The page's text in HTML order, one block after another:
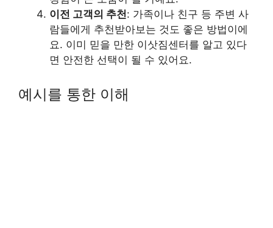
이전 고객의 추천: 가족이나 친구 등 주변 사
람들에게 추천받아보는 것도 좋은 방법이에
요. 이미 믿을 만한 이삿짐센터를 알고 있다
면 안전한 선택이 될 수 있어요.
예시를 통한 이해